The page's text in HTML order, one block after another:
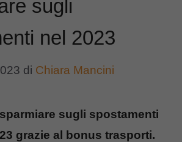
sugli
nel 2023
di Chiara Mancini
sugli spostamenti
grazie al bonus trasporti.